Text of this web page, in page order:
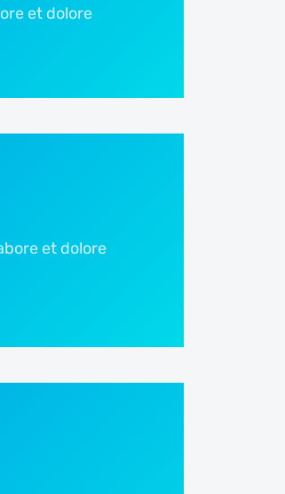
et dolore
et dolore